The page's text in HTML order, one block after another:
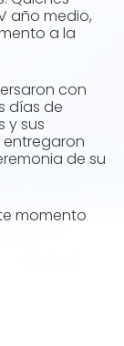
año medio,
a la
con
días de
y sus
entregaron
de su
momento